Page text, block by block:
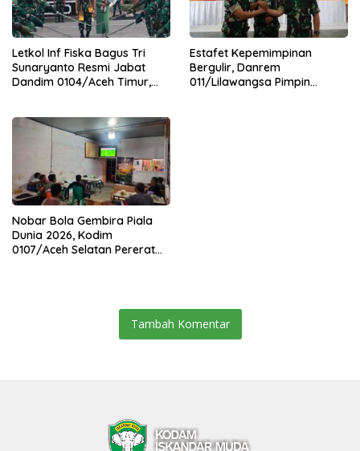
Letkol Inf Fiska Bagus Tri
Sunaryanto Resmi Jabat
Dandim 0104/Aceh Timur,
0104/Atim
Estafet Kepemimpinan
Bergulir, Danrem
011/Lilawangsa Pimpin
Nobar Bola Gembira Piala
Dunia 2026, Kodim
0107/Aceh Selatan Pererat
Tambah Komentar